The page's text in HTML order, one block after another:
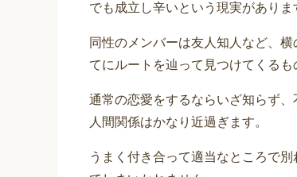
でも成立し辛いという現実がありま
同性のメンバーは友人知人など、
てにルートを辿って見つけてくる
通常の恋愛をするならいざ知らず
人間関係はかなり近過ぎます。
うまく付き合って適当なところで